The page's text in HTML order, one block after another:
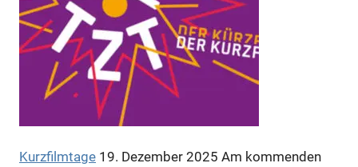
Kurzfilmtage 19. Dezember 2025 Am kommenden